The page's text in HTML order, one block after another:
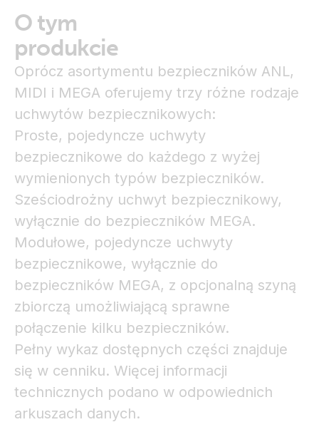
O tym
produkcie
Oprócz asortymentu bezpieczników ANL,
MIDI i MEGA oferujemy trzy różne rodzaje
uchwytów bezpiecznikowych:
Proste, pojedyncze uchwyty
bezpiecznikowe do każdego z wyżej
wymienionych typów bezpieczników.
Sześciodrożny uchwyt bezpiecznikowy,
wyłącznie do bezpieczników MEGA.
Modułowe, pojedyncze uchwyty
bezpiecznikowe, wyłącznie do
bezpieczników MEGA, z opcjonalną szyną
zbiorczą umożliwiającą sprawne
połączenie kilku bezpieczników.
Pełny wykaz dostępnych części znajduje
się w cenniku. Więcej informacji
technicznych podano w odpowiednich
arkuszach danych.